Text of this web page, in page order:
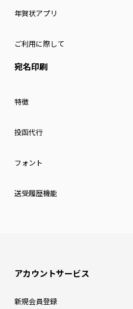
年賀状アプリ
ご利用に際して
宛名印刷
特徴
投函代行
フォント
送受履歴機能
アカウントサービス
新規会員登録